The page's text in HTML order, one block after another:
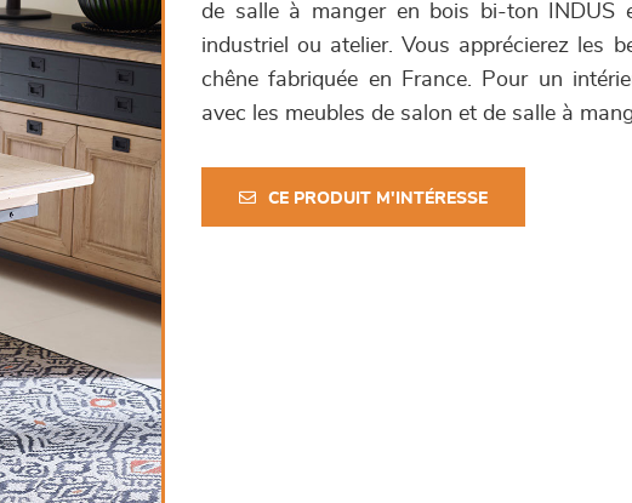
de salle à manger en bois bi-ton INDUS
industriel ou atelier. Vous apprécierez les
chêne fabriquée en France. Pour un
avec les meubles de salon et de salle à
CE PRODUIT M'INTÉRESSE